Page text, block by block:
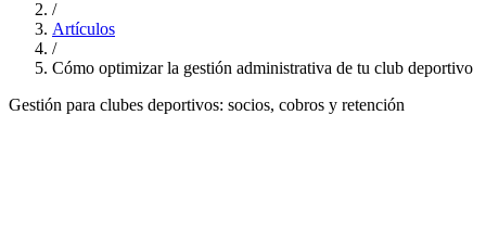
/
Artículos
/
Cómo optimizar la gestión administrativa de tu club deportivo
Gestión para clubes deportivos: socios, cobros y retención